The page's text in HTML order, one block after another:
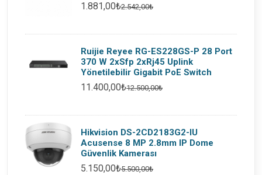
1.881,00₺2.542,00₺
Ruijie Reyee RG-ES228GS-P 28 Port
370 W 2xSfp 2xRj45 Uplink
Yönetilebilir Gigabit PoE Switch
11.400,00₺12.500,00₺
Hikvision DS-2CD2183G2-IU
Acusense 8 MP 2.8mm IP Dome
Güvenlik Kamerası
5.150,00₺5.500,00₺